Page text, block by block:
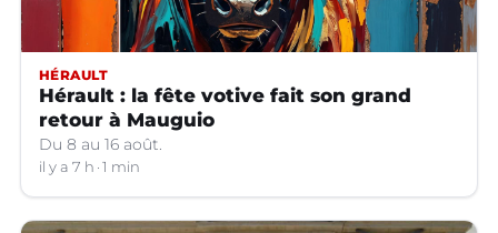
HÉRAULT
Hérault : la fête votive fait son grand
retour à Mauguio
Du 8 au 16 août.
il y a 7 h 1 min